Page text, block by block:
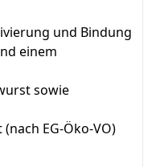
und Bindung
einem
sowie
EG-Öko-VO)